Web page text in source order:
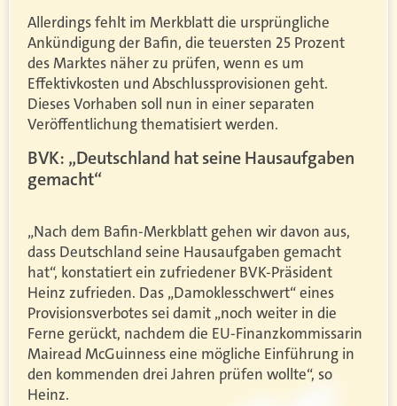
Allerdings fehlt im Merkblatt die ursprüngliche
Ankündigung der Bafin, die teuersten 25 Prozent
des Marktes näher zu prüfen, wenn es um
Effektivkosten und Abschlussprovisionen geht.
Dieses Vorhaben soll nun in einer separaten
Veröffentlichung thematisiert werden.
BVK: „Deutschland hat seine Hausaufgaben
gemacht“
„Nach dem Bafin-Merkblatt gehen wir davon aus,
dass Deutschland seine Hausaufgaben gemacht
hat“, konstatiert ein zufriedener BVK-Präsident
Heinz zufrieden. Das „Damoklesschwert“ eines
Provisionsverbotes sei damit „noch weiter in die
Ferne gerückt, nachdem die EU-Finanzkommissarin
Mairead McGuinness eine mögliche Einführung in
den kommenden drei Jahren prüfen wollte“, so
Heinz.